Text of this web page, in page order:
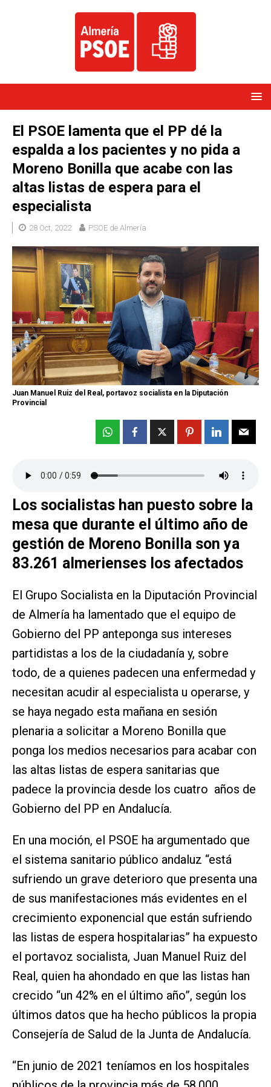
El PSOE lamenta que el PP dé la
espalda a los pacientes y no pida a
Moreno Bonilla que acabe con las
altas listas de espera para el
especialista
28 Oct, 2022 PSOE de Almería
Juan Manuel Ruiz del Real, portavoz socialista en la Diputación
Provincial
Los socialistas han puesto sobre la
mesa que durante el último año de
gestión de Moreno Bonilla son ya
83.261 almerienses los afectados
El Grupo Socialista en la Diputación Provincial
de Almería ha lamentado que el equipo de
Gobierno del PP anteponga sus intereses
partidistas a los de la ciudadanía y, sobre
todo, de a quienes padecen una enfermedad y
necesitan acudir al especialista u operarse, y
se haya negado esta mañana en sesión
plenaria a solicitar a Moreno Bonilla que
ponga los medios necesarios para acabar con
las altas listas de espera sanitarias que
padece la provincia desde los cuatro años de
Gobierno del PP en Andalucía.
En una moción, el PSOE ha argumentado que
el sistema sanitario público andaluz “está
sufriendo un grave deterioro que presenta una
de sus manifestaciones más evidentes en el
crecimiento exponencial que están sufriendo
las listas de espera hospitalarias” ha expuesto
el portavoz socialista, Juan Manuel Ruiz del
Real, quien ha ahondado en que las listas han
crecido “un 42% en el último año”, según los
últimos datos que ha hecho públicos la propia
Consejería de Salud de la Junta de Andalucía.
“En junio de 2021 teníamos en los hospitales